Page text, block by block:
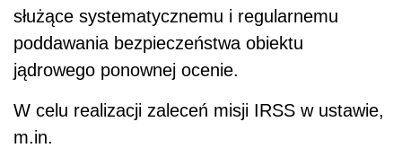
służące systematycznemu i regularnemu
poddawania bezpieczeństwa obiektu
jądrowego ponownej ocenie.
W celu realizacji zaleceń misji IRSS w ustawie,
m.in.